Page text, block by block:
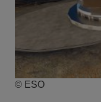
© ESO